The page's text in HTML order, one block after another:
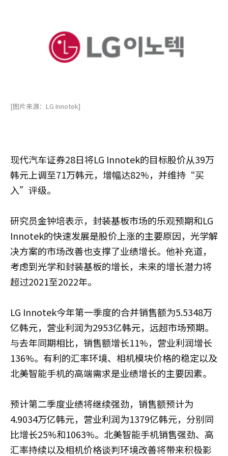
[图片来源：LG Innotek]
现代汽车证券28日将LG Innotek的目标股价从39万
韩元上调至71万韩元，增幅达82%，并维持“买
入”评级。
研究员金钟培表示，封装基板市场的乐观预期和LG
Innotek的快速发展是股价上涨的主要原因，光学解
决方案的市场改善也支撑了业绩增长。他补充道，
考虑到光学和封装基板的增长，未来的增长潜力将
超过2021至2022年。
LG Innotek今年第一季度的合并销售额为5.5348万
亿韩元，营业利润为2953亿韩元，远超市场预期。
与去年同期相比，销售额增长11%，营业利润增长
136%。有利的汇率环境、相机模块价格的稳定以及
北美智能手机的高端需求是业绩增长的主要因素。
预计第二季度业绩将继续强劲，销售额预计为
4.9034万亿韩元，营业利润为1379亿韩元，分别同
比增长25%和1063%。北美智能手机销售强劲、高
汇率持续以及相机价格谈判环境改善将带来积极影